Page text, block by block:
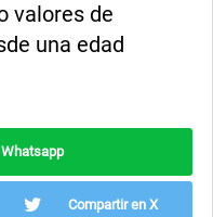
valores de
una edad
Compartir en X